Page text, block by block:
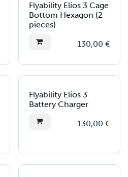
Flyability Elios 3 Cage
Bottom Hexagon (2
pieces)
130,00 €
Flyability Elios 3
Battery Charger
130,00 €